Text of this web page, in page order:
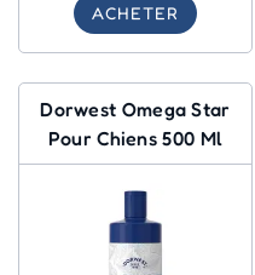
ACHETER
Dorwest Omega Star
Pour Chiens 500 Ml